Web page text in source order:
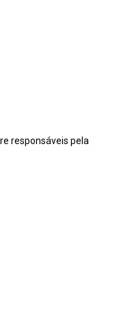
responsáveis pela